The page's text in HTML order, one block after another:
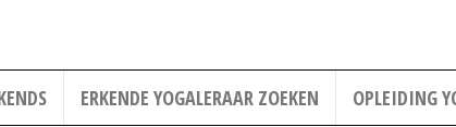
ERKENDE YOGALERAAR ZOEKEN OPLEIDING